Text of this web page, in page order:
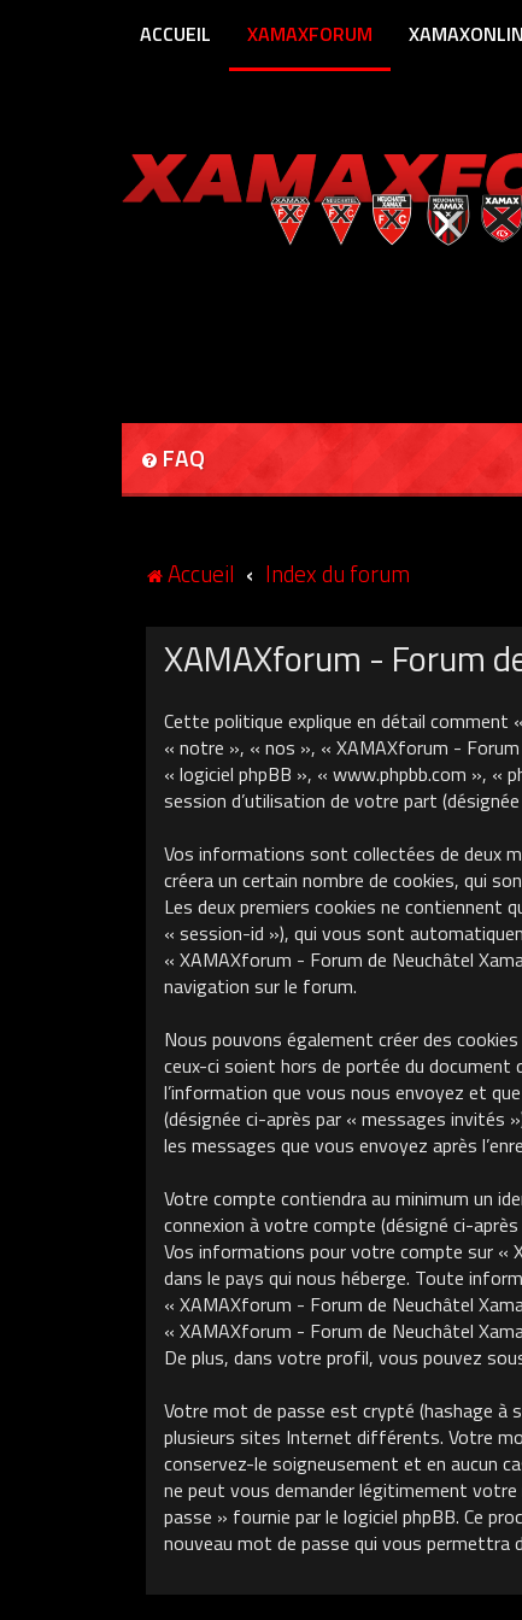
ACCUEIL XAMAXFORUM
FAQ
Accueil Index du forum
XAMAXforum - Forum
Cette politique explique en détail comment
« notre », « nos », « XAMAXforum -
« logiciel phpBB », « www.phpbb.com », «
session d’utilisation de votre part
Vos informations sont collectées de deux
créera un certain nombre de cookies, qui
Les deux premiers cookies ne contiennent
« session-id »), qui vous sont
« XAMAXforum - Forum de Neuchâtel
navigation sur le forum.
Nous pouvons également créer des
ceux-ci soient hors de portée du document
l’information que vous nous envoyez et
(désignée ci-après par « messages invités
les messages que vous envoyez après
Votre compte contiendra au minimum un
connexion à votre compte (désigné ci-
Vos informations pour votre compte sur «
dans le pays qui nous héberge. Toute
« XAMAXforum - Forum de Neuchâtel
« XAMAXforum - Forum de Neuchâtel
De plus, dans votre profil, vous pouvez
Votre mot de passe est crypté (hashage à
plusieurs sites Internet différents. Votre
conservez-le soigneusement et en aucun
ne peut vous demander légitimement
passe » fournie par le logiciel phpBB. Ce
nouveau mot de passe qui vous permettra